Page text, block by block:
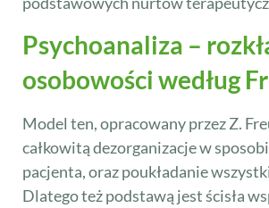
Psychoanaliza –
osobowości według
Model ten, opracowany przez Z.
całkowitą dezorganizacje w
pacjenta, oraz poukładanie
Dlatego też podstawą jest ścisła